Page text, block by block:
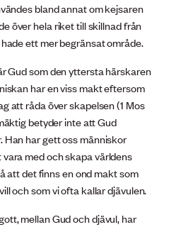
bland annat om kejsaren
över hela riket till skillnad från
ett mer begränsat område.
Gud som den yttersta härskaren
har en viss makt eftersom
att råda över skapelsen (1 Mos
betyder inte att Gud
Han har gett oss människor
med och skapa världens
att det finns en ond makt som
och som vi ofta kallar djävulen.
mellan Gud och djävul, har